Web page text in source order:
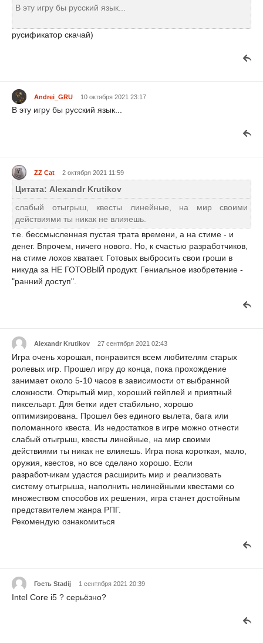
В эту игру бы русский язык...
русификатор скачай)
Andrei_GRU 10 октября 2021 23:17
В эту игру бы русский язык...
ZZ Cat 2 октября 2021 11:59
Цитата: Alexandr Krutikov
слабый отыгрыш, квесты линейные, на мир своими
действиями ты никак не влияешь.
т.е. бессмысленная пустая трата времени, а на стиме - и
денег. Впрочем, ничего нового. Но, к счастью разработчиков,
на стиме лохов хватает. Готовых выбросить свои гроши в
никуда за НЕ ГОТОВЫЙ продукт. Гениальное изобретение -
"ранний доступ".
Alexandr Krutikov 27 сентября 2021 02:43
Игра очень хорошая, понравится всем любителям старых
ролевых игр. Прошел игру до конца, пока прохождение
занимает около 5-10 часов в зависимости от выбранной
сложности. Открытый мир, хороший гейплей и приятный
пиксельарт. Для бетки идет стабильно, хорошо
оптимизирована. Прошел без единого вылета, бага или
поломанного квеста. Из недостатков в игре можно отнести
слабый отыгрыш, квесты линейные, на мир своими
действиями ты никак не влияешь. Игра пока короткая, мало,
оружия, квестов, но все сделано хорошо. Если
разработчикам удастся расширить мир и реализовать
систему отыгрыша, наполнить нелинейными квестами со
множеством способов их решения, игра станет достойным
представителем жанра РПГ.
Рекомендую ознакомиться
Гость Stadij 1 сентября 2021 20:39
Intel Core i5 ? серьёзно?